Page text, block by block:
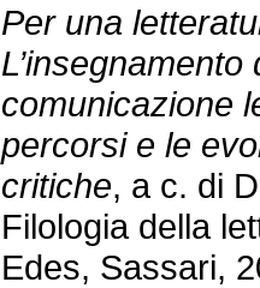
Per una
comunicazione
percorsi e le
critiche, a c. di
Filologia della
Edes, Sassari,